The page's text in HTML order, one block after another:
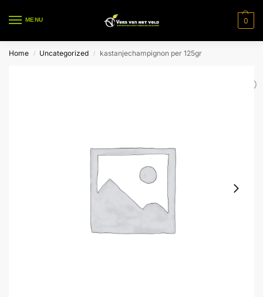
MENU 0
Home / Uncategorized / kastanjechampignon per 125gr